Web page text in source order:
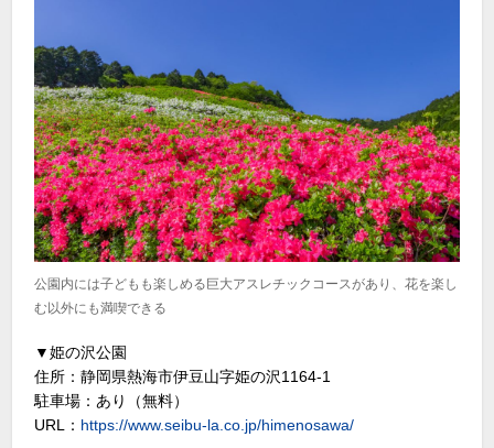
公園内には子どもも楽しめる巨大アスレチックコースがあり、花を楽し
む以外にも満喫できる
▼姫の沢公園
住所：静岡県熱海市伊豆山字姫の沢1164-1
駐車場：あり（無料）
URL： https://www.seibu-la.co.jp/himenosawa/